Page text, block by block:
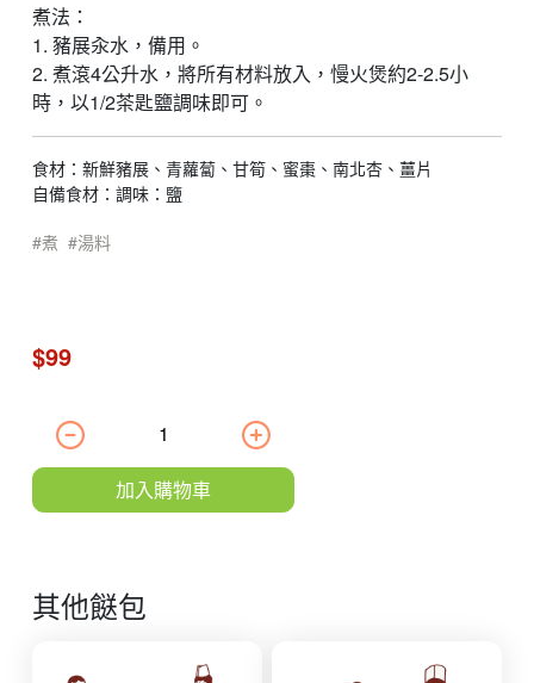
煮法：
1. 豬展汆水，備用。
2. 煮滾4公升水，將所有材料放入，慢火煲約2-2.5小
時，以1/2茶匙鹽調味即可。
食材：新鮮豬展、青蘿蔔、甘筍、蜜棗、南北杏、薑片
自備食材：調味：鹽
煮 湯料
$99
加入購物車
其他餸包